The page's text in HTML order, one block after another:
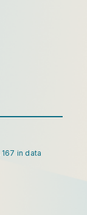
in data